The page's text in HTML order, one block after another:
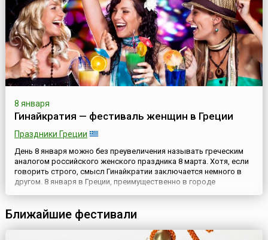
8 января
Гинайкратия — фестиваль женщин в Греции
Праздники Греции
День 8 января можно без преувеличения называть греческим
аналогом российского женского праздника 8 марта. Хотя, если
говорить строго, смысл Гинайкратии заключается немного в
другом. 8 января в Греции, преимущественно в городе
Гинайкратия (греч. γυναικοκρατία). В этот день в с...
Ближайшие фестивали